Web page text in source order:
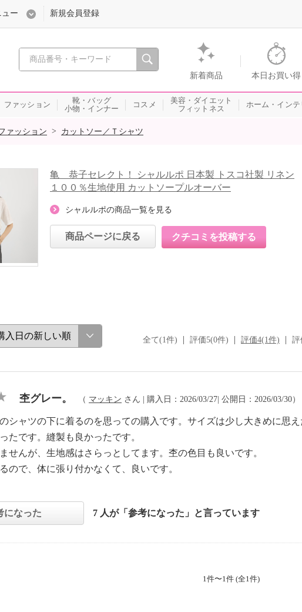
心おどる、瞬間を。通販・テレビショッピングのショップチャンネル
新着商品 本日お買い得
ー 新規会員登録
ファッション
靴・バッグ
小物・インナー
コスメ
美容・ダイエット
フィットネス
ホーム・インテ
ァッション > カットソー／Ｔシャツ
亀 恭子セレクト！ シャルルポ 日本製 トスコ社製 リネン
１００％生地使用 カットソープルオーバー
シャルルポの商品一覧を見る
商品ページに戻る クチコミを投稿する
全て(1件) 評価5(0件) 評価4(1件) 評
杢グレー。 （ マッキン さん | 購入日：2026/03/27| 公開日：2026/03/30）
シャツの下に着るのを思っての購入です。サイズは少し大きめに思え
たです。縫製も良かったです。
せんが、生地感はさらっとしてます。杢の色目も良いです。
ので、体に張り付かなくて、良いです。
になった 7 人が「参考になった」と言っています
1件〜1件 (全1件)